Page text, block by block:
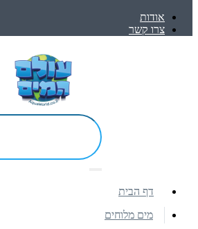
אודות
צרו קשר
דף הבית
מים מלוחים